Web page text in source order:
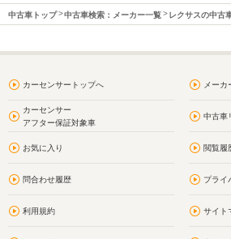
中古車トップ 中古車検索：メーカー一覧 レクサスの中古
カーセンサートップへ メーカ
カーセンサー
アフター保証対象車
中古車
お気に入り 閲覧履
問合わせ履歴 プライ
利用規約 サイト